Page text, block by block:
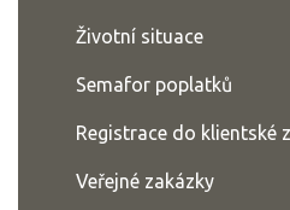
Životní situace
Semafor poplatků
Registrace do klientské
Veřejné zakázky